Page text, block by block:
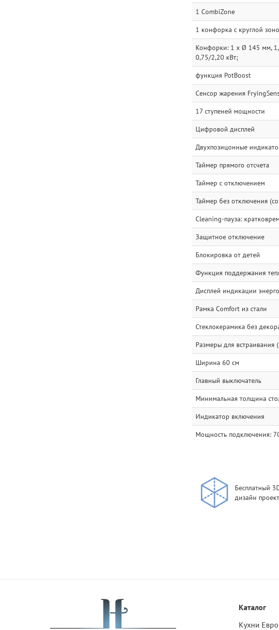
1 CombiZone
1 конфорка с круглой
Конфорки: 1 x Ø 145 мм,
0,75/2,20 кВт;
функция PotBoost
Сенсор жарения
17 ступеней мощности
Цифровой дисплей
Двухпозицонные
Таймер прямого отсчета
Таймер с отключением
Таймер без отключения
Cleaning-пауза:
Защитное отключение
Блокировка от детей
Функция поддержания
Дисплей индикации
Рамка Comfort из стали
Стеклокерамика без
Размеры для встраивания
Ширина 60 см
Главный выключатель
Минимальная толщина
Индикатор включения
Мощность подключения:
Бесплатный
дизайн проект
Каталог
Кухни